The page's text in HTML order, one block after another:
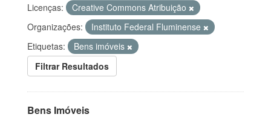
Licenças:
Creative Commons Atribuição
Organizações:
Instituto Federal Fluminense
Etiquetas:
Bens imóveis
Filtrar Resultados
Bens Imóveis